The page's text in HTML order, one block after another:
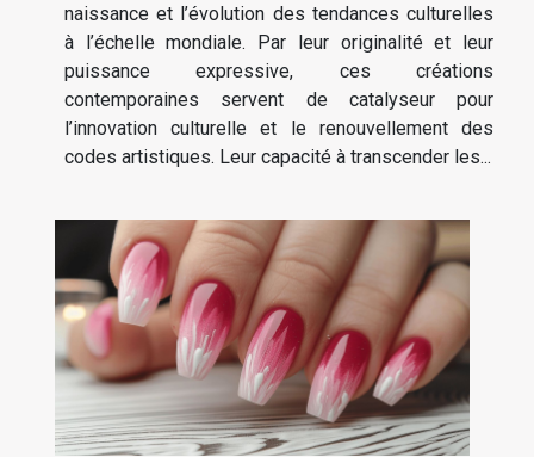
naissance et l’évolution des tendances culturelles
à l’échelle mondiale. Par leur originalité et leur
puissance expressive, ces créations
contemporaines servent de catalyseur pour
l’innovation culturelle et le renouvellement des
codes artistiques. Leur capacité à transcender les...